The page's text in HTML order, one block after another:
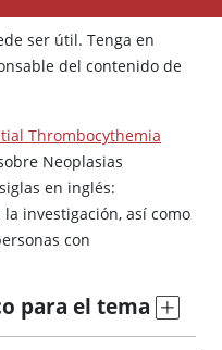
ser útil. Tenga en
del contenido de
Thrombocythemia
Neoplasias
en inglés:
investigación, así como
con
para el tema